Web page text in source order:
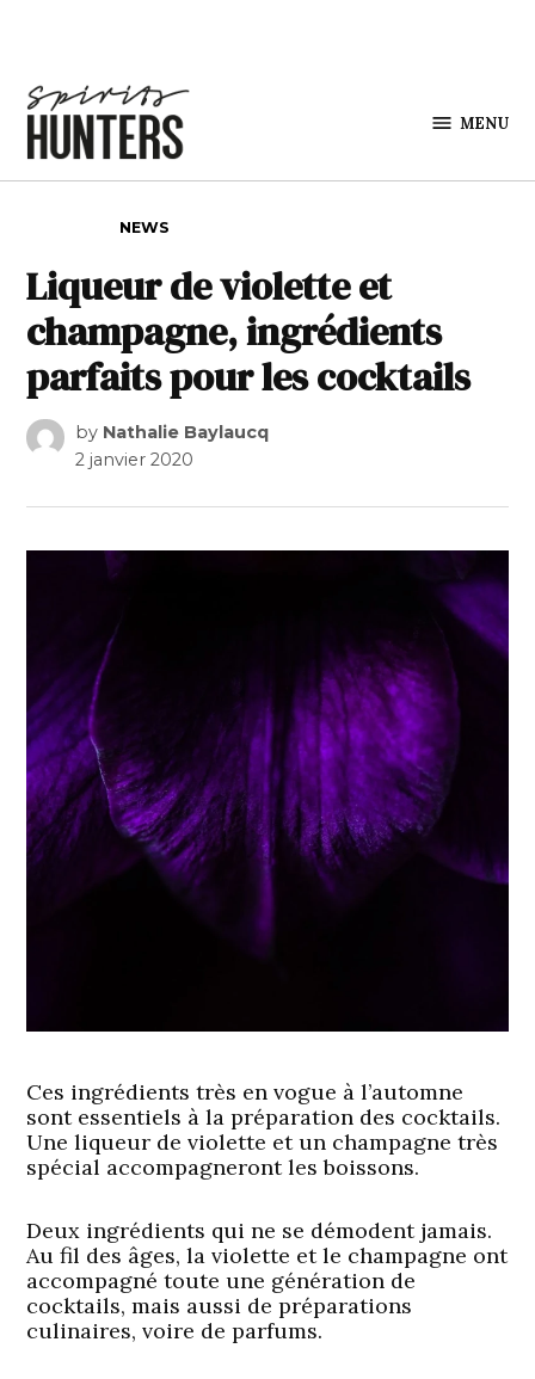
MENU
NEWS
Liqueur de violette et
champagne, ingrédients
parfaits pour les cocktails
by Nathalie Baylaucq
2 janvier 2020
Ces ingrédients très en vogue à l’automne
sont essentiels à la préparation des cocktails.
Une liqueur de violette et un champagne très
spécial accompagneront les boissons.
Deux ingrédients qui ne se démodent jamais.
Au fil des âges, la violette et le champagne ont
accompagné toute une génération de
cocktails, mais aussi de préparations
culinaires, voire de parfums.